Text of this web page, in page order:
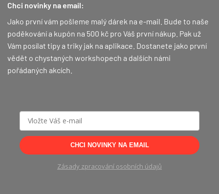
Chci novinky na email:
Jako první vám pošleme malý dárek na e-mail. Bude to naše
poděkování a kupón na 500 kč pro Váš první nákup. Pak už
Vám posílat tipy a triky jak na aplikace. Dostanete jako první
vědět o chystaných workshopech a dalších námi
pořádaných akcích.
CHCI NOVINKY NA EMAIL
Zásady zpracování osobních údajů